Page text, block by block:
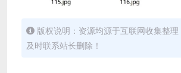
版权说明：资源均源于互联网收集整
及时联系站长删除！